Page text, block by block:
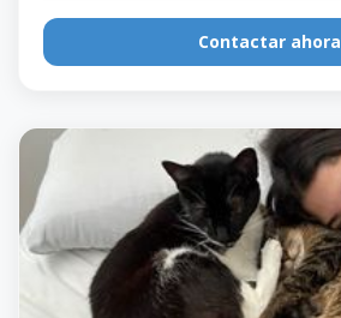
Contactar ahora